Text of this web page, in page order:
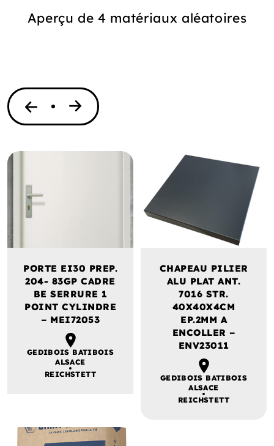
Aperçu de 4 matériaux aléatoires
PORTE EI30 PREP.
204- 83GP CADRE
BE SERRURE 1
POINT CYLINDRE
– MEI72053
GEDIBOIS BATIBOIS
ALSACE
REICHSTETT
CHAPEAU PILIER
ALU PLAT ANT.
7016 STR.
40X40X4CM
EP.2MM A
ENCOLLER –
ENV23011
GEDIBOIS BATIBOIS
ALSACE
REICHSTETT